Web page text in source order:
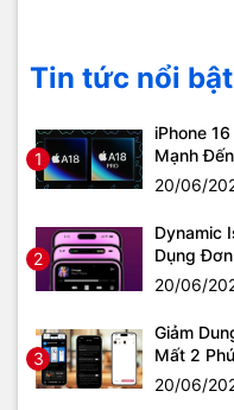
Tin tức nổi bật
1
iPhone
Mạnh
20/06/
2
Dynamic
Dụng
20/06/
3
Giảm
Mất 2
20/06/